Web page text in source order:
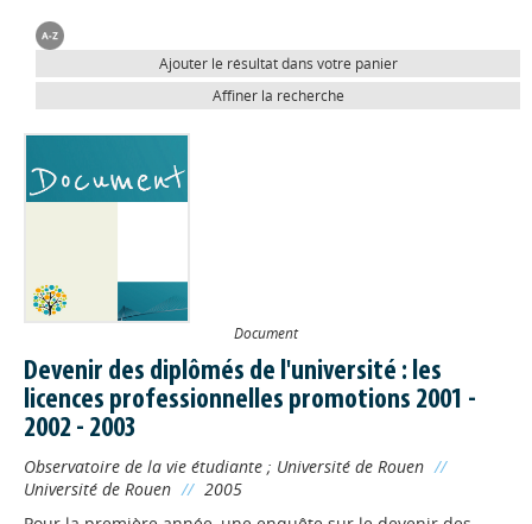
Ajouter le résultat dans votre panier
Affiner la recherche
Document
Devenir des diplômés de l'université : les
licences professionnelles promotions 2001 -
2002 - 2003
Observatoire de la vie étudiante ; Université de Rouen //
Université de Rouen // 2005